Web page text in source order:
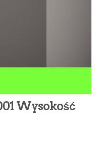
Wysokość